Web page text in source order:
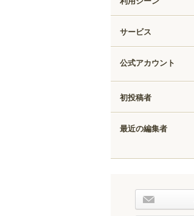
サービス
公式アカウント
初投稿者
最近の編集者